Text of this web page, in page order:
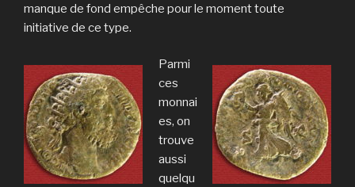
manque de fond empêche pour le moment toute
initiative de ce type.
Parmi
ces
monnai
es, on
trouve
aussi
quelqu